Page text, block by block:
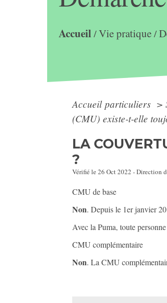
Accueil/Vie pratique/
Accueil particuliers >
(CMU) existe-t-elle
LA
?
Vérifié le 26 Oct 2022 - Direction
CMU de base
Non. Depuis le 1erjanvier
Avec la Puma, toute
CMU complémentaire
Non. La CMU